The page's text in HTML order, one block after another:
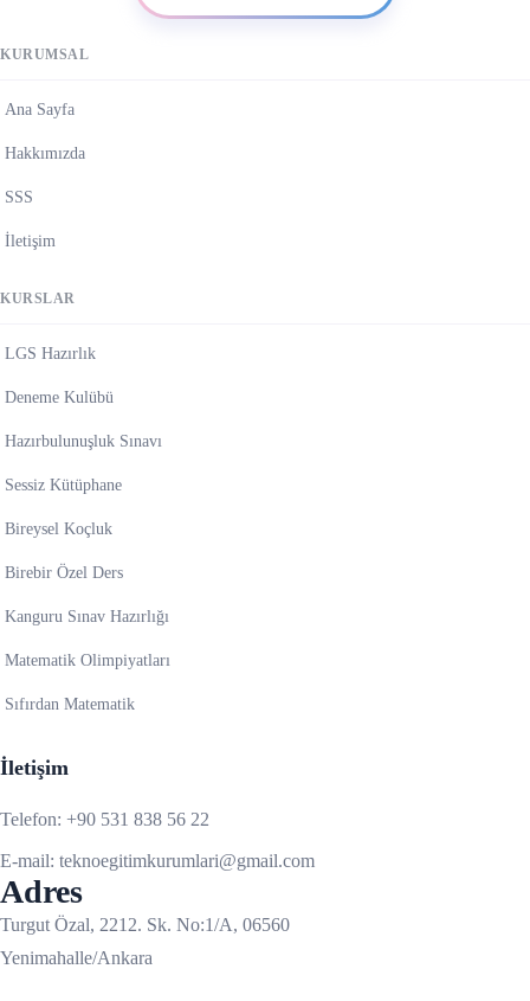
KURUMSAL
Ana Sayfa
Hakkımızda
SSS
İletişim
KURSLAR
LGS Hazırlık
Deneme Kulübü
Hazırbulunuşluk Sınavı
Sessiz Kütüphane
Bireysel Koçluk
Birebir Özel Ders
Kanguru Sınav Hazırlığı
Matematik Olimpiyatları
Sıfırdan Matematik
İletişim
Telefon: +90 531 838 56 22
E-mail: teknoegitimkurumlari@gmail.com
Adres
Turgut Özal, 2212. Sk. No:1/A, 06560
Yenimahalle/Ankara